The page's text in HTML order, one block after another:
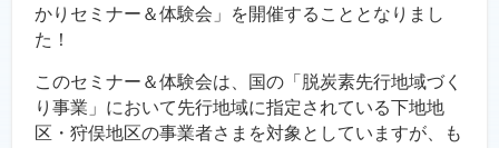
かりセミナー＆体験会」を開催することとなりまし
た！
このセミナー＆体験会は、国の「脱炭素先行地域づく
り事業」において先行地域に指定されている下地地
区・狩俣地区の事業者さまを対象としていますが、も